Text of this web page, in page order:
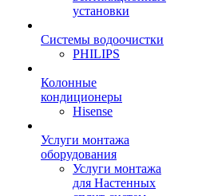
установки
Системы водоочистки
PHILIPS
Колонные
кондиционеры
Hisense
Услуги монтажа
оборудования
Услуги монтажа
для Настенных